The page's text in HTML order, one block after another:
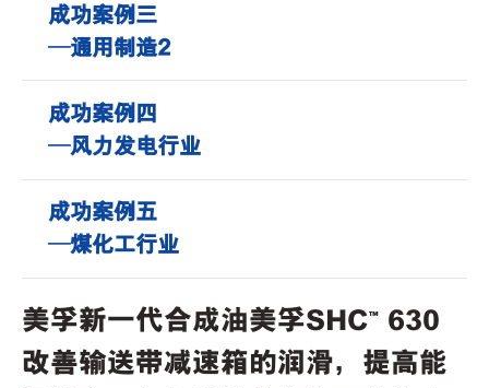
成功案例三
—通用制造2
成功案例四
—风力发电行业
成功案例五
—煤化工行业
美孚新一代合成油美孚SHC™ 630
改善输送带减速箱的润滑，提高能